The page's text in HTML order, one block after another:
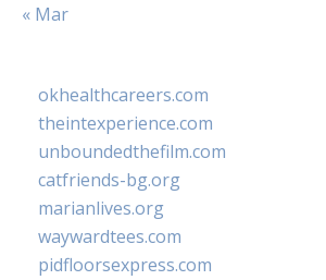
« Mar
okhealthcareers.com
theintexperience.com
unboundedthefilm.com
catfriends-bg.org
marianlives.org
waywardtees.com
pidfloorsexpress.com